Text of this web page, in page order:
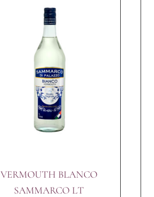
VERMOUTH BLANCO
SAMMARCO LT